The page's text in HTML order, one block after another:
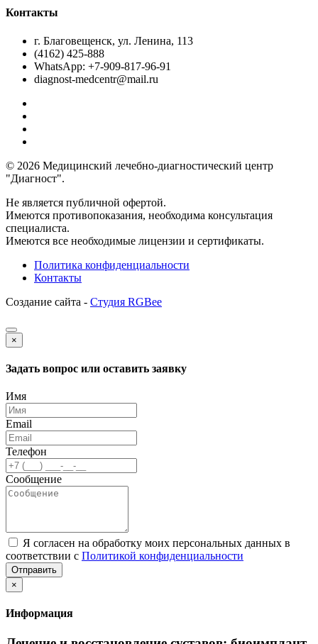
Контакты
г. Благовещенск, ул. Ленина, 113
(4162) 425-888
WhatsApp: +7-909-817-96-91
diagnost-medcentr@mail.ru
© 2026 Медицинский лечебно-диагностический центр
"Диагност".
Не является публичной офертой.
Имеются противопоказания, необходима консультация
специалиста.
Имеются все необходимые лицензии и сертификаты.
Политика конфиденциальности
Контакты
Создание сайта - Студия RGBee
×
Задать вопрос или оставить заявку
Имя
Email
Телефон
Сообщение
Я согласен на обработку моих персональных данных в
соответствии с Политикой конфиденциальности
Отправить
×
Информация